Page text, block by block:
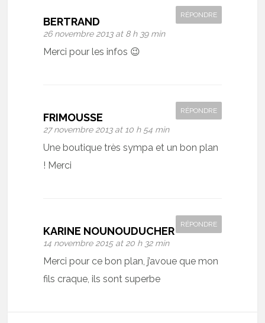
BERTRAND
26 novembre 2013 at 8 h 39 min
RÉPONDRE
Merci pour les infos 😉
FRIMOUSSE
27 novembre 2013 at 10 h 54 min
RÉPONDRE
Une boutique très sympa et un bon plan
! Merci
KARINE NOUNOUDUCHER
14 novembre 2015 at 20 h 32 min
RÉPONDRE
Merci pour ce bon plan, j’avoue que mon
fils craque, ils sont superbe